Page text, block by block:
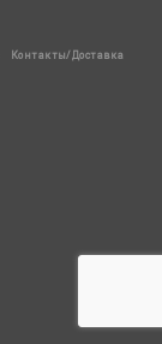
Контакты/Доставка